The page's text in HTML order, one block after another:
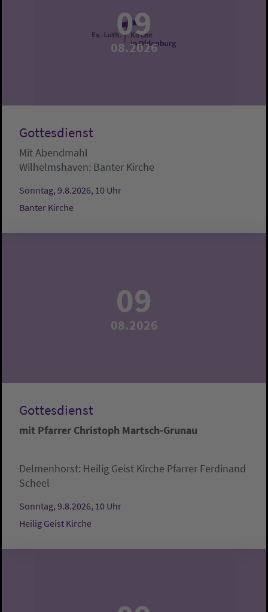
09
08.2026
Gottesdienst
Mit Abendmahl
Wilhelmshaven: Banter Kirche
Sonntag, 9.8.2026, 10 Uhr
Banter Kirche
09
08.2026
Gottesdienst
mit Pfarrer Christoph Martsch-Grunau
Delmenhorst: Heilig Geist Kirche Pfarrer Ferdinand
Scheel
Sonntag, 9.8.2026, 10 Uhr
Heilig Geist Kirche